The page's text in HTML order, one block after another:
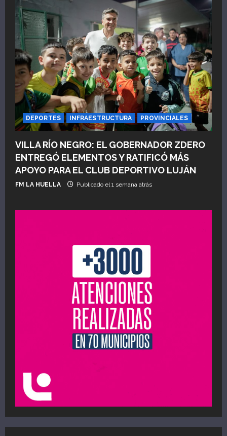
DEPORTES INFRAESTRUCTURA PROVINCIALES
VILLA RÍO NEGRO: EL GOBERNADOR ZDERO
ENTREGÓ ELEMENTOS Y RATIFICÓ MÁS
APOYO PARA EL CLUB DEPORTIVO LUJÁN
FM LA HUELLA Publicado el 1 semana atrás